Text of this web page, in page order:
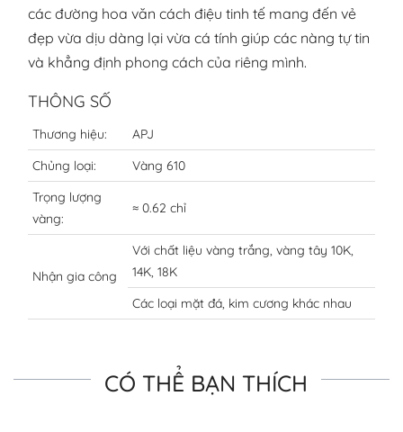
các đường hoa văn cách điệu tinh tế mang đến vẻ
đẹp vừa dịu dàng lại vừa cá tính giúp các nàng tự tin
và khẳng định phong cách của riêng mình.
THÔNG SỐ
Thương hiệu:
APJ
Chủng loại:
Vàng 610
Trọng lượng
vàng:
≈ 0.62 chỉ
Nhận gia công
Với chất liệu vàng trắng, vàng tây 10K,
14K, 18K
Các loại mặt đá, kim cương khác nhau
CÓ THỂ BẠN THÍCH